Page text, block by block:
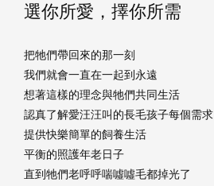
選你所愛，擇你所需
把牠們帶回來的那一刻
我們就會一直在一起到永遠
想著這樣的理念與牠們共同生活
認真了解愛汪汪叫的長毛孩子每個需求
提供快樂簡單的飼養生活
平衡的照護年老日子
直到牠們老呼呼喘噓噓毛都掉光了